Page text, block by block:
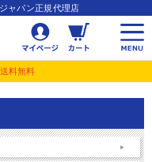
ャパン正規代理店
料無料